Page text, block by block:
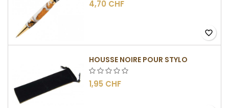
4,70 CHF
favorite_border
HOUSSE NOIRE POUR STYLO
1,95 CHF